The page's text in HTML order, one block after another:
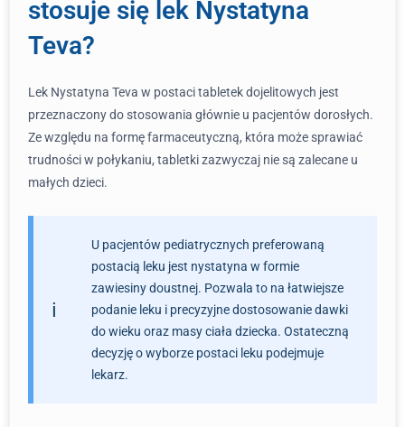
stosuje się lek Nystatyna
Teva?
Lek Nystatyna Teva w postaci tabletek dojelitowych jest
przeznaczony do stosowania głównie u pacjentów dorosłych.
Ze względu na formę farmaceutyczną, która może sprawiać
trudności w połykaniu, tabletki zazwyczaj nie są zalecane u
małych dzieci.
U pacjentów pediatrycznych preferowaną
postacią leku jest nystatyna w formie
zawiesiny doustnej. Pozwala to na łatwiejsze
podanie leku i precyzyjne dostosowanie dawki
do wieku oraz masy ciała dziecka. Ostateczną
decyzję o wyborze postaci leku podejmuje
lekarz.